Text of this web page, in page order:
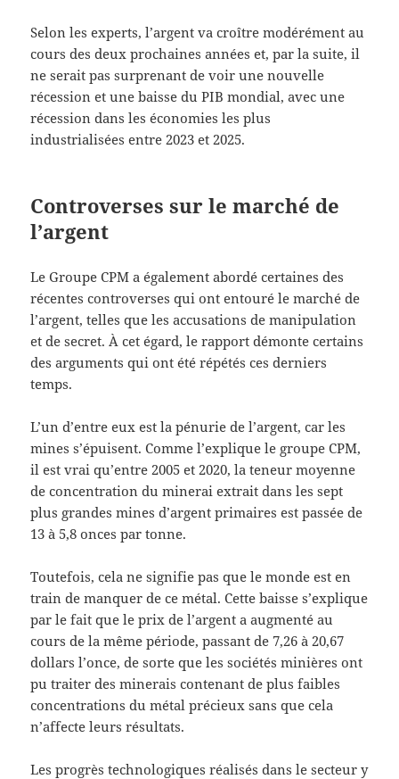
Selon les experts, l’argent va croître modérément au
cours des deux prochaines années et, par la suite, il
ne serait pas surprenant de voir une nouvelle
récession et une baisse du PIB mondial, avec une
récession dans les économies les plus
industrialisées entre 2023 et 2025.
Controverses sur le marché de
l’argent
Le Groupe CPM a également abordé certaines des
récentes controverses qui ont entouré le marché de
l’argent, telles que les accusations de manipulation
et de secret. À cet égard, le rapport démonte certains
des arguments qui ont été répétés ces derniers
temps.
L’un d’entre eux est la pénurie de l’argent, car les
mines s’épuisent. Comme l’explique le groupe CPM,
il est vrai qu’entre 2005 et 2020, la teneur moyenne
de concentration du minerai extrait dans les sept
plus grandes mines d’argent primaires est passée de
13 à 5,8 onces par tonne.
Toutefois, cela ne signifie pas que le monde est en
train de manquer de ce métal. Cette baisse s’explique
par le fait que le prix de l’argent a augmenté au
cours de la même période, passant de 7,26 à 20,67
dollars l’once, de sorte que les sociétés minières ont
pu traiter des minerais contenant de plus faibles
concentrations du métal précieux sans que cela
n’affecte leurs résultats.
Les progrès technologiques réalisés dans le secteur y